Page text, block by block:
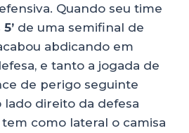
Quando seu time
5’ de uma semifinal de
abdicando em
e tanto a jogada de
de perigo seguinte
direito da defesa
como lateral o camisa